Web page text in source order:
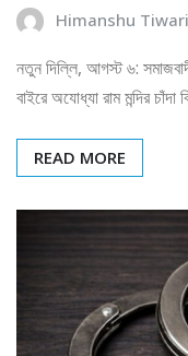
Himanshu Tiwari
নতুন দিল্লি, আগস্ট ৬:
বাইরে অযোধ্যা রাম মন্দির
READ MORE